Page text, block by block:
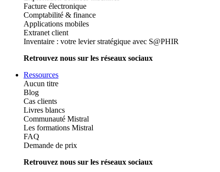
Facture électronique
Comptabilité & finance
Applications mobiles
Extranet client
Inventaire : votre levier stratégique avec S@PHIR
Retrouvez nous sur les réseaux sociaux
Ressources
Aucun titre
Blog
Cas clients
Livres blancs
Communauté Mistral
Les formations Mistral
FAQ
Demande de prix
Retrouvez nous sur les réseaux sociaux